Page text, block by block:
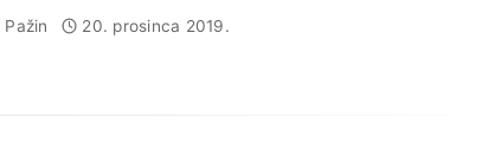
20. prosinca 2019.